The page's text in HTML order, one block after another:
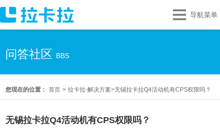
导航菜单
问答社区 BBS
您现在的位置： 首页 > 拉卡拉-解决方案>无锡拉卡拉Q4活动机有CPS权限吗？
无锡拉卡拉Q4活动机有CPS权限吗？